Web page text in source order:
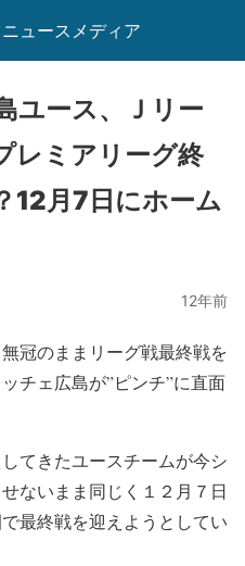
ュースメディア
ユース、Ｊリー
レミアリーグ終
12月7日にホーム
12年前
冠のままリーグ戦最終戦を
チェ広島が”ピンチ”に直面
てきたユースチームが今シ
ないまま同じく１２月７日
最終戦を迎えようとしてい